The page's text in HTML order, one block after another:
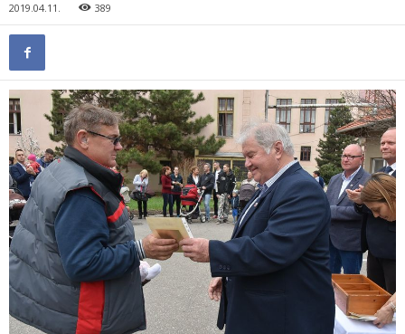
2019.04.11. 389